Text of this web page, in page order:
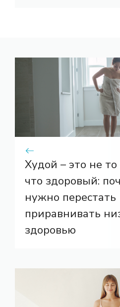
Худой – это не
что здоровый:
нужно перестать
приравнивать
здоровью